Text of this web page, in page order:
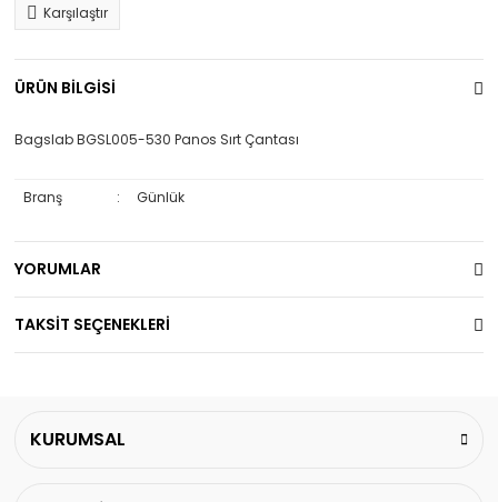
Karşılaştır
ÜRÜN BİLGİSİ
Bagslab BGSL005-530 Panos Sırt Çantası
Branş : Günlük
YORUMLAR
TAKSİT SEÇENEKLERİ
KURUMSAL